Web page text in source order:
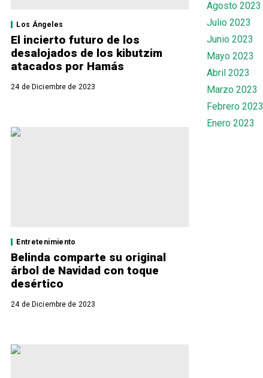
Los Ángeles
El incierto futuro de los
desalojados de los kibutzim
atacados por Hamás
24 de Diciembre de 2023
Entretenimiento
Belinda comparte su original
árbol de Navidad con toque
desértico
24 de Diciembre de 2023
Agosto 2023
Julio 2023
Junio 2023
Mayo 2023
Abril 2023
Marzo 2023
Febrero 2023
Enero 2023